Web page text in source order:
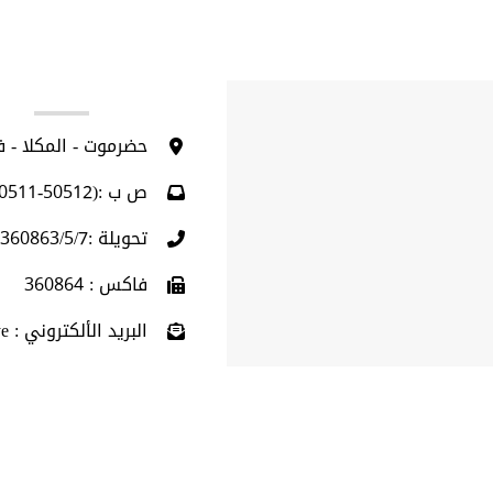
حضرموت - المكلا -
ص ب :(50512-50511)
تحويلة :360863/5/7 (009675)
فاكس : 360864
البريد الألكتروني : info@hu.edu.ye